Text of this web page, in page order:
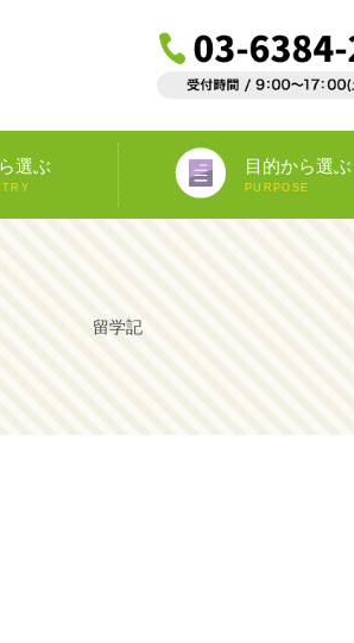
選ぶ
ア
ンド
ド
目的から選ぶ
PURPOSE
語学留学
教師宅ホームステイ
中学/高校正規留学
大学正規留学
専門留学
語学プラスα
海外ボランティア
海外インターンシップ
オペア
ワーキングホリデー
留学記